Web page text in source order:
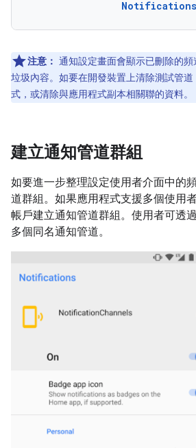
注意： 通知設定畫面會顯示已刪除的
垃圾內容。如要在開發裝置上清除測試管
式，或清除與應用程式副本相關聯的資料。
建立通知管道群組
如要進一步整理設定使用者介面中的
道群組。如果應用程式支援多個使用
帳戶建立通知管道群組。使用者可透
多個同名通知管道。